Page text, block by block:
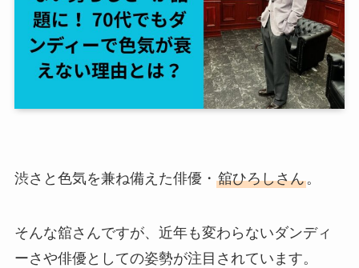
渋さと色気を兼ね備えた俳優・ 舘ひろしさん。
そんな舘さんですが、近年も変わらないダンディ
ーさや俳優としての姿勢が注目されています。